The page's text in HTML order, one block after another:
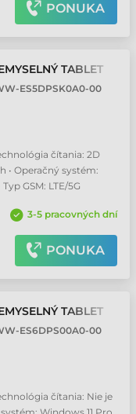
PONUKA
TABLET
ES5DPSK0A0-00
čítania: 2D
• Operačný systém:
GSM: LTE/5G
3-5 pracovných dní
PONUKA
TABLET
ES6DPS00A0-00
čítania: Nie je